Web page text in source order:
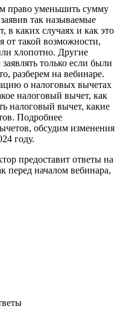
право уменьшить сумму
так называемые
в каких случаях и как это
от такой возможности,
хлопотно. Другие
только если были
разберем на вебинаре.
о налоговых вычетах
налоговый вычет, как
налоговый вычет, какие
Подробнее
обсудим изменения
году.
предоставит ответы на
перед началом вебинара,